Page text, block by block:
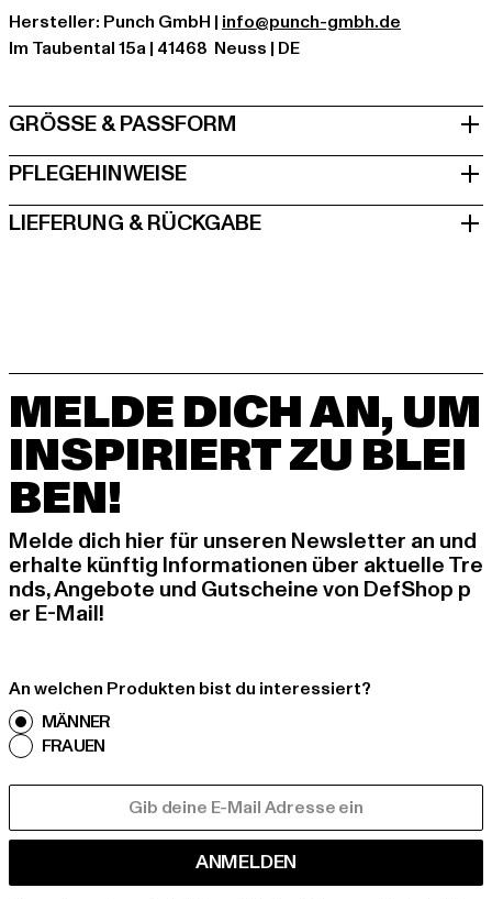
Hersteller: Punch GmbH | info@punch-gmbh.de
Im Taubental 15a | 41468 Neuss | DE
GRÖSSE & PASSFORM
PFLEGEHINWEISE
LIEFERUNG & RÜCKGABE
MELDE DICH AN, UM
INSPIRIERT ZU BLEI
BEN!
Melde dich hier für unseren Newsletter an und
erhalte künftig Informationen über aktuelle Tre
nds, Angebote und Gutscheine von DefShop p
er E-Mail!
An welchen Produkten bist du interessiert?
MÄNNER
FRAUEN
ANMELDEN